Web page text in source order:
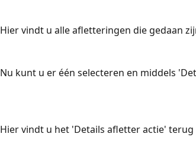
Hier vindt u alle afletteringen die gedaan
Nu kunt u er één selecteren en middels
Hier vindt u het 'Details afletter actie'